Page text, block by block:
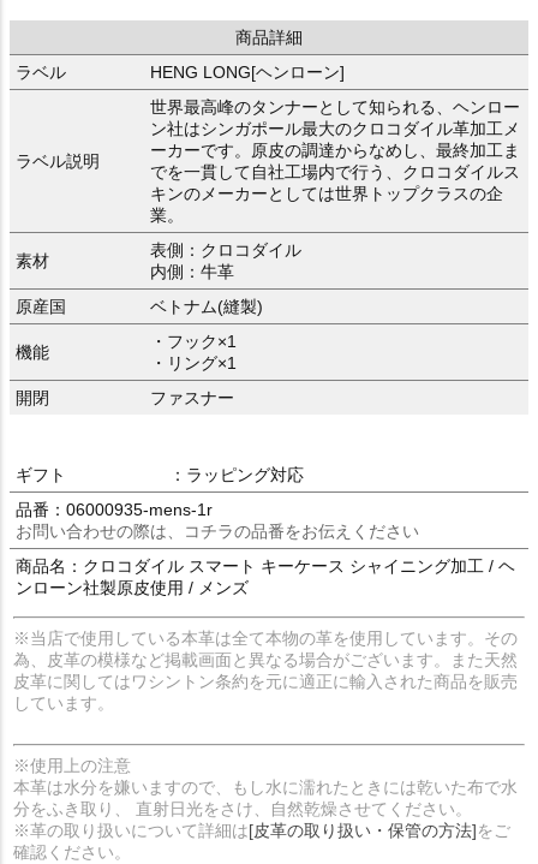
商品詳細
ラベル
HENG LONG[ヘンローン]
ラベル説明
世界最高峰のタンナーとして知られる、ヘンロー
ン社はシンガポール最大のクロコダイル革加工メ
ーカーです。原皮の調達からなめし、最終加工ま
でを一貫して自社工場内で行う、クロコダイルス
キンのメーカーとしては世界トップクラスの企
業。
素材
表側：クロコダイル
内側：牛革
原産国
ベトナム(縫製)
機能
・フック×1
・リング×1
開閉
ファスナー
ギフト
：ラッピング対応
品番：06000935-mens-1r
お問い合わせの際は、コチラの品番をお伝えください
商品名：クロコダイル スマート キーケース シャイニング加工 / ヘ
ンローン社製原皮使用 / メンズ
※当店で使用している本革は全て本物の革を使用しています。その
為、皮革の模様など掲載画面と異なる場合がございます。また天然
皮革に関してはワシントン条約を元に適正に輸入された商品を販売
しています。
※使用上の注意
本革は水分を嫌いますので、もし水に濡れたときには乾いた布で水
分をふき取り、 直射日光をさけ、自然乾燥させてください。
※革の取り扱いについて詳細は[皮革の取り扱い・保管の方法]をご
確認ください。